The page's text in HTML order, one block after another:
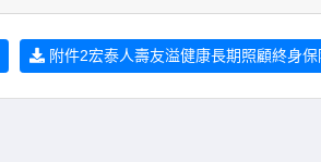
附件2宏泰人壽友溢健康長期照顧終身